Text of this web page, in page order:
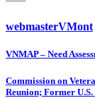
webmasterVMont
Post
navigation
VNMAP – Need
Commission on
Reunion; Former